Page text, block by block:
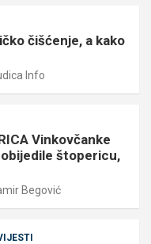
čišćenje, a kako
Info
Vinkovčanke
štopericu,
Begović